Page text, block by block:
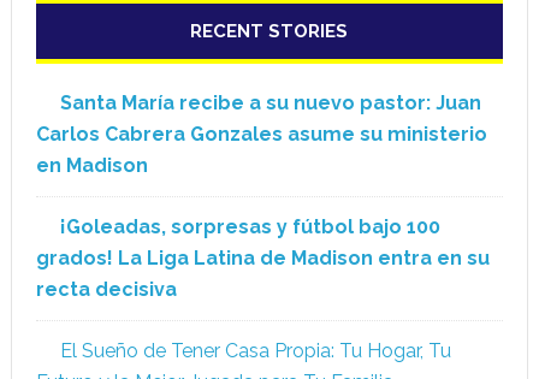
RECENT STORIES
Santa María recibe a su nuevo pastor: Juan
Carlos Cabrera Gonzales asume su ministerio
en Madison
¡Goleadas, sorpresas y fútbol bajo 100
grados! La Liga Latina de Madison entra en su
recta decisiva
El Sueño de Tener Casa Propia: Tu Hogar, Tu